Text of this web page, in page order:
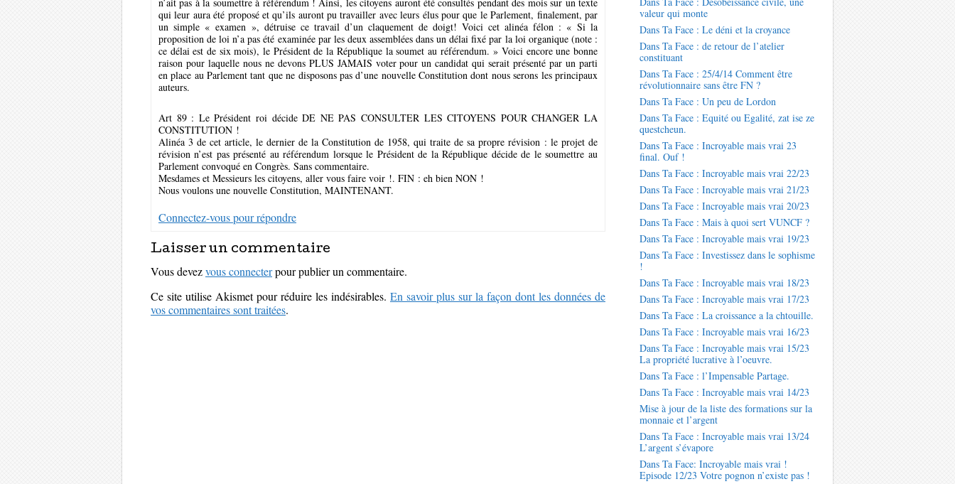
qui leur aura été proposé et qu’ils auront pu travailler avec leurs élus pour que le Parlement, finalement, par
un simple « examen », détruise ce travail d’un claquement de doigt! Voici cet alinéa félon : « Si la
proposition de loi n’a pas été examinée par les deux assemblées dans un délai fixé par la loi organique (note :
ce délai est de six mois), le Président de la République la soumet au référendum. » Voici encore une bonne
raison pour laquelle nous ne devons PLUS JAMAIS voter pour un candidat qui serait présenté par un parti
en place au Parlement tant que ne disposons pas d’une nouvelle Constitution dont nous serons les principaux
auteurs.
Art 89 : Le Président roi décide DE NE PAS CONSULTER LES CITOYENS POUR CHANGER LA
CONSTITUTION !
Alinéa 3 de cet article, le dernier de la Constitution de 1958, qui traite de sa propre révision : le projet de
révision n’est pas présenté au référendum lorsque le Président de la République décide de le soumettre au
Parlement convoqué en Congrès. Sans commentaire.
Mesdames et Messieurs les citoyens, aller vous faire voir !. FIN : eh bien NON !
Nous voulons une nouvelle Constitution, MAINTENANT.
Connectez-vous pour répondre
Laisser un commentaire
Vous devezvous connecterpour publier un commentaire.
Ce site utilise Akismet pour réduire les indésirables. En savoir plus sur la façon dont les données de
vos commentaires sont traitées.
valeur qui monte
Dans Ta Face : Le déni et la croyance
Dans Ta Face : de retour de l’atelier
constituant
Dans Ta Face : 25/4/14 Comment être
révolutionnaire sans être FN ?
Dans Ta Face : Un peu de Lordon
Dans Ta Face : Equité ou Egalité, zat ise ze
questcheun.
Dans Ta Face : Incroyable mais vrai 23
final. Ouf !
Dans Ta Face : Incroyable mais vrai 22/23
Dans Ta Face : Incroyable mais vrai 21/23
Dans Ta Face : Incroyable mais vrai 20/23
Dans Ta Face : Mais à quoi sert VUNCF ?
Dans Ta Face : Incroyable mais vrai 19/23
Dans Ta Face : Investissez dans le sophisme
!
Dans Ta Face : Incroyable mais vrai 18/23
Dans Ta Face : Incroyable mais vrai 17/23
Dans Ta Face : La croissance a la chtouille.
Dans Ta Face : Incroyable mais vrai 16/23
Dans Ta Face : Incroyable mais vrai 15/23
La propriété lucrative à l’oeuvre.
Dans Ta Face : l’Impensable Partage.
Dans Ta Face : Incroyable mais vrai 14/23
Mise à jour de la liste des formations sur la
monnaie et l’argent
Dans Ta Face : Incroyable mais vrai 13/24
L’argent s’évapore
Dans Ta Face: Incroyable mais vrai !
Episode 12/23 Votre pognon n’existe pas !